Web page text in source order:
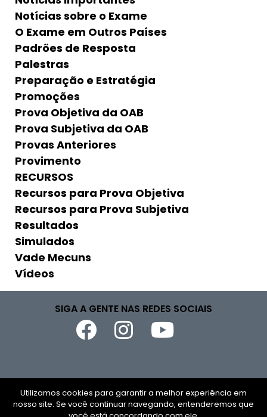
Notícias sobre o Exame
O Exame em Outros Países
Padrões de Resposta
Palestras
Preparação e Estratégia
Promoções
Prova Objetiva da OAB
Prova Subjetiva da OAB
Provas Anteriores
Provimento
RECURSOS
Recursos para Prova Objetiva
Recursos para Prova Subjetiva
Resultados
Simulados
Vade Mecuns
Vídeos
SIGA A GENTE NAS REDES SOCIAIS
Copyright © 2026
Utilizamos cookies para garantir a melhor experiência em
nosso site. Se você continuar navegando, entenderemos que